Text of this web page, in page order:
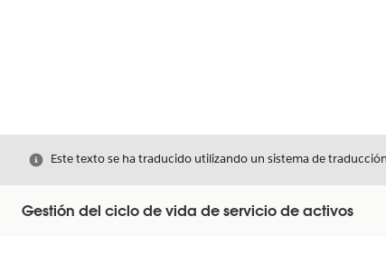
Cerrar
Este texto se ha traducido utilizando un sistema de
Gestión del ciclo de vida de servicio de activos